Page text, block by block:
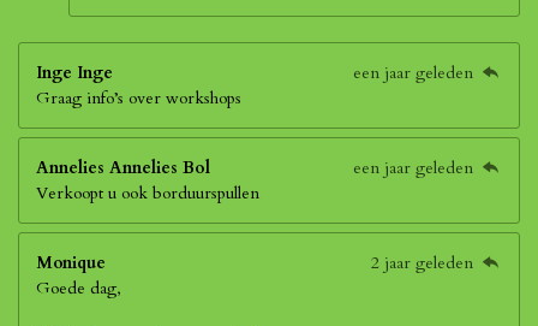
Inge Inge
een jaar geleden
Graag info’s over workshops
Annelies Annelies Bol
een jaar geleden
Verkoopt u ook borduurspullen
Monique
2 jaar geleden
Goede dag,